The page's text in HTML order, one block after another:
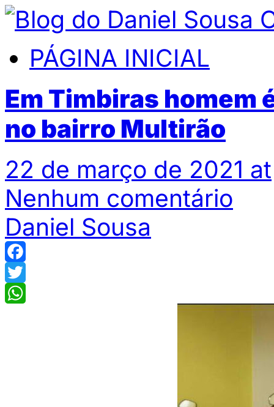
PÁGINA INICIAL
Em Timbiras homem
no bairro Multirão
22 de março de 2021 at
Nenhum comentário
Daniel Sousa
Facebook
Twitter